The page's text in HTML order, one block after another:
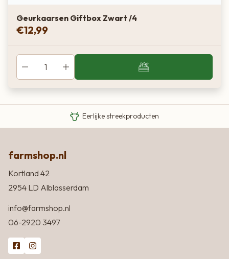
Geurkaarsen Giftbox Zwart /4
€12,99
Eigen Limousin runderen
Eerlijke streekproducten
farmshop.nl
Kortland 42
2954 LD Alblasserdam
info@farmshop.nl
06-2920 3497